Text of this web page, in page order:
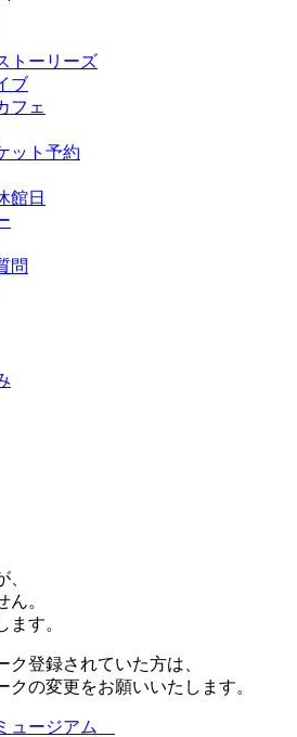
トーリーズ
ブ
フェ
ット予約
館日
問
。
ます。
ク登録されていた方は、
クの変更をお願いいたします。
ュージアム